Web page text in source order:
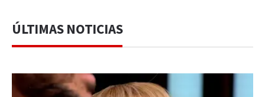
ÚLTIMAS NOTICIAS